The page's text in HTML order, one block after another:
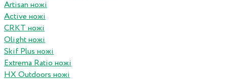
Artisan ножі
Active ножі
CRKT ножі
Olight ножі
Skif Plus ножі
Extrema Ratio ножі
HX Outdoors ножі